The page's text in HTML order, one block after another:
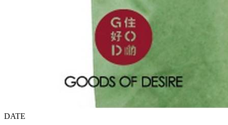
DATE